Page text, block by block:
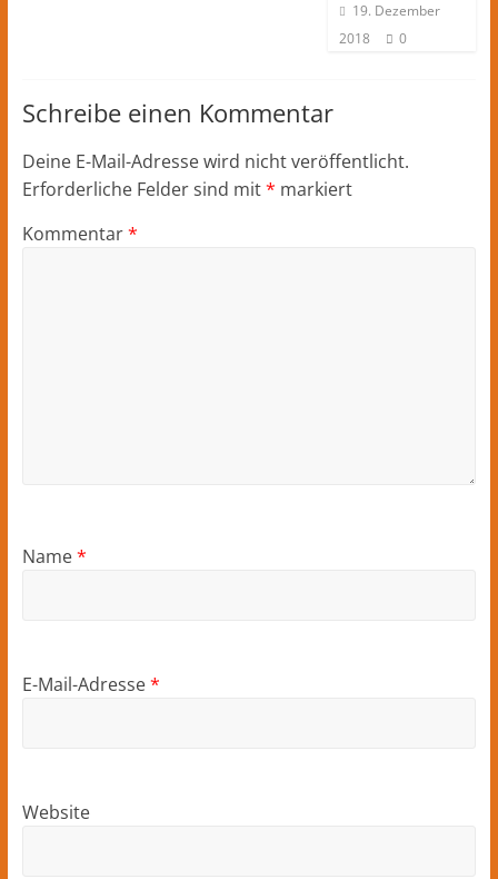
19. Dezember
2018
0
Schreibe einen Kommentar
Deine E-Mail-Adresse wird nicht veröffentlicht.
Erforderliche Felder sind mit* markiert
Kommentar*
Name*
E-Mail-Adresse*
Website